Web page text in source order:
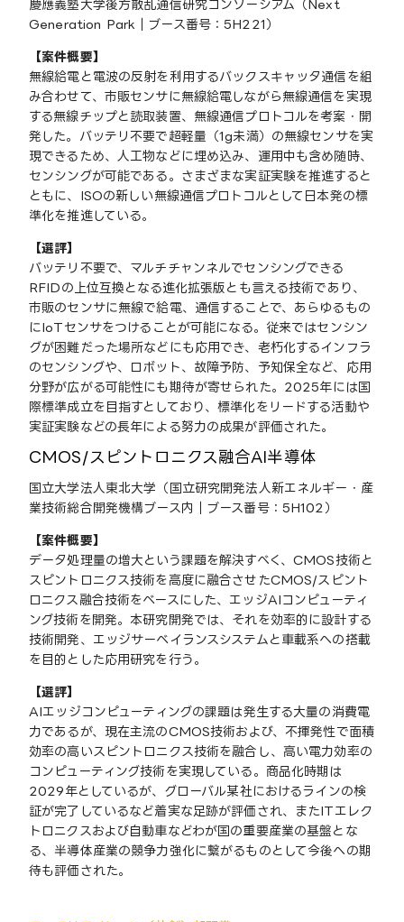
慶應義塾大学後方散乱通信研究コンソーシアム（Next
Generation Park｜ブース番号：5H221）
【案件概要】
無線給電と電波の反射を利用するバックスキャッタ通信を組
み合わせて、市販センサに無線給電しながら無線通信を実現
する無線チップと読取装置、無線通信プロトコルを考案・開
発した。バッテリ不要で超軽量（1g未満）の無線センサを実
現できるため、人工物などに埋め込み、運用中も含め随時、
センシングが可能である。さまざまな実証実験を推進すると
ともに、ISOの新しい無線通信プロトコルとして日本発の標
準化を推進している。
【選評】
バッテリ不要で、マルチチャンネルでセンシングできる
RFIDの上位互換となる進化拡張版とも言える技術であり、
市販のセンサに無線で給電、通信することで、あらゆるもの
にIoTセンサをつけることが可能になる。従来ではセンシン
グが困難だった場所などにも応用でき、老朽化するインフラ
のセンシングや、ロボット、故障予防、予知保全など、応用
分野が広がる可能性にも期待が寄せられた。2025年には国
際標準成立を目指すとしており、標準化をリードする活動や
実証実験などの長年による努力の成果が評価された。
CMOS/スピントロニクス融合AI半導体
国立大学法人東北大学（国立研究開発法人新エネルギー・産
業技術総合開発機構ブース内｜ブース番号：5H102）
【案件概要】
データ処理量の増大という課題を解決すべく、CMOS技術と
スピントロニクス技術を高度に融合させたCMOS/スピント
ロニクス融合技術をベースにした、エッジAIコンピューティ
ング技術を開発。本研究開発では、それを効率的に設計する
技術開発、エッジサーベイランスシステムと車載系への搭載
を目的とした応用研究を行う。
【選評】
AIエッジコンピューティングの課題は発生する大量の消費電
力であるが、現在主流のCMOS技術および、不揮発性で面積
効率の高いスピントロニクス技術を融合し、高い電力効率の
コンピューティング技術を実現している。商品化時期は
2029年としているが、グローバル某社におけるラインの検
証が完了しているなど着実な足跡が評価され、またITエレク
トロニクスおよび自動車などわが国の重要産業の基盤とな
る、半導体産業の競争力強化に繋がるものとして今後への期
待も評価された。